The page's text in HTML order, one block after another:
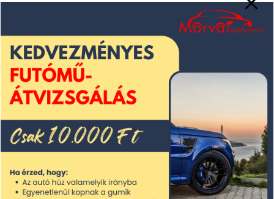
2025. április
2025. március
2025. február
2025. január
2024. december
2024. november
2024. október
2024. szeptember